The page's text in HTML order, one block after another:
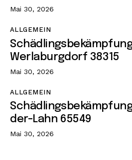
Mai 30, 2026
ALLGEMEIN
Werlaburgdorf 38315
Mai 30, 2026
ALLGEMEIN
der-Lahn 65549
Mai 30, 2026